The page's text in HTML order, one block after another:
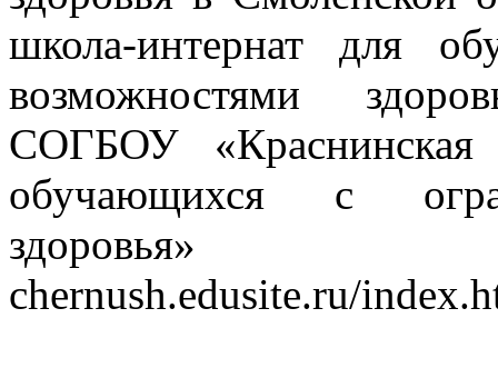
школа-интернат для
возможностями
СОГБОУ «Краснинская
обучающихся с
здоровья»
chernush.edusite.ru/